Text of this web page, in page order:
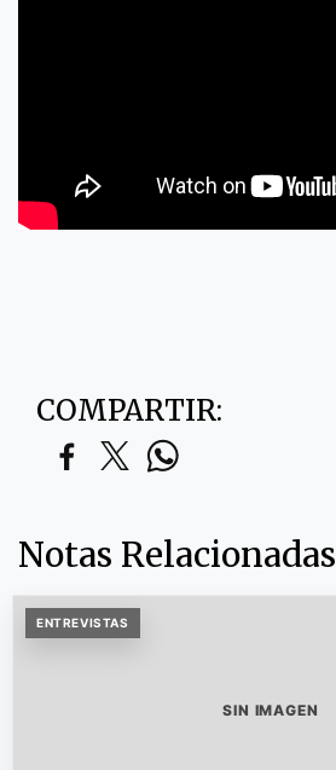
COMPARTIR:
Notas Relacionadas
ENTREVISTAS
SIN IMAGEN